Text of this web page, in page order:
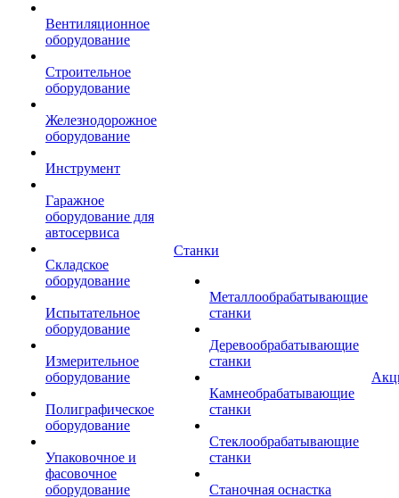
Вентиляционное
оборудование
Строительное
оборудование
Железнодорожное
оборудование
Инструмент
Гаражное
оборудование для
автосервиса
Складское
оборудование
Испытательное
оборудование
Измерительное
оборудование
Полиграфическое
оборудование
Упаковочное и
фасовочное
оборудование
Станки
Металлообрабатывающие
станки
Деревообрабатывающие
станки
Камнеобрабатывающие
станки
Стеклообрабатывающие
станки
Станочная оснастка